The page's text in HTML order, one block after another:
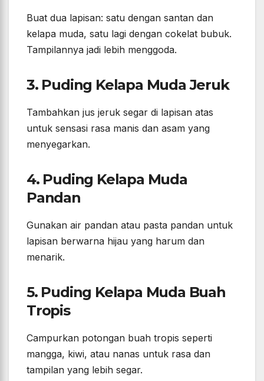
Buat dua lapisan: satu dengan santan dan
kelapa muda, satu lagi dengan cokelat bubuk.
Tampilannya jadi lebih menggoda.
3. Puding Kelapa Muda Jeruk
Tambahkan jus jeruk segar di lapisan atas
untuk sensasi rasa manis dan asam yang
menyegarkan.
4. Puding Kelapa Muda
Pandan
Gunakan air pandan atau pasta pandan untuk
lapisan berwarna hijau yang harum dan
menarik.
5. Puding Kelapa Muda Buah
Tropis
Campurkan potongan buah tropis seperti
mangga, kiwi, atau nanas untuk rasa dan
tampilan yang lebih segar.